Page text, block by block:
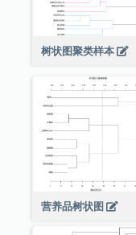
树状图聚类样本
营养品树状图